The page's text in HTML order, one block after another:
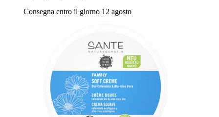
Consegna entro il giorno 12 agosto